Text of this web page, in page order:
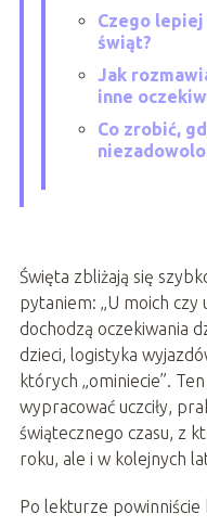
Czego
świąt?
Jak
inne
Co zrobić,
Święta zbliżają się
pytaniem: „U moich czy
dochodzą oczekiwania
dzieci, logistyka
których „ominiecie”.
wypracować uczciły,
świątecznego czasu, z
roku, ale i w kolejnych
Po lekturze powinniście